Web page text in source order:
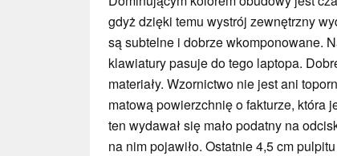
gdyż dzięki temu wystrój zewnętrzny
są subtelne i dobrze wkomponowane.
klawiatury pasuje do tego laptopa.
materiały. Wzornictwo nie jest ani
matową powierzchnię o fakturze, która
ten wydawał się mało podatny na
na nim pojawiło. Ostatnie 4,5 cm